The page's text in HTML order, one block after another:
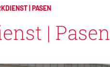
| PASEN
| Pasen